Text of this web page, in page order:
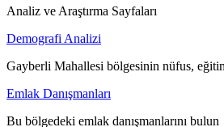
Analiz ve Araştırma Sayfaları
Demografi Analizi
Gayberli Mahallesi bölgesinin nüfus,
Emlak Danışmanları
Bu bölgedeki emlak danışmanlarını bulun